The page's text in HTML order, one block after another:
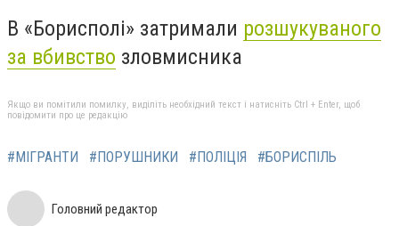
В «Борисполі» затримали розшукуваного
за вбивство зловмисника
Якщо ви помітили помилку, виділіть необхідний текст і натисніть Ctrl + Enter, щоб
повідомити про це редакцію
#МІГРАНТИ #ПОРУШНИКИ #ПОЛІЦІЯ #БОРИСПІЛЬ
Головний редактор